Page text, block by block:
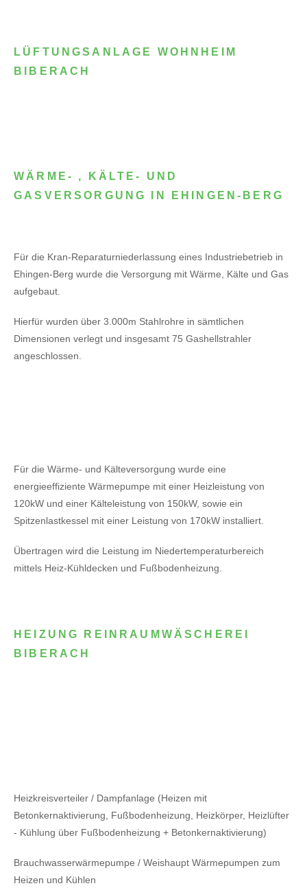
LÜFTUNGSANLAGE WOHNHEIM
BIBERACH
WÄRME- , KÄLTE- UND
GASVERSORGUNG IN EHINGEN-BERG
Für die Kran-Reparaturniederlassung eines Industriebetrieb in
Ehingen-Berg wurde die Versorgung mit Wärme, Kälte und Gas
aufgebaut.
Hierfür wurden über 3.000m Stahlrohre in sämtlichen
Dimensionen verlegt und insgesamt 75 Gashellstrahler
angeschlossen.
Für die Wärme- und Kälteversorgung wurde eine
energieeffiziente Wärmepumpe mit einer Heizleistung von
120kW und einer Kälteleistung von 150kW, sowie ein
Spitzenlastkessel mit einer Leistung von 170kW installiert.
Übertragen wird die Leistung im Niedertemperaturbereich
mittels Heiz-Kühldecken und Fußbodenheizung.
HEIZUNG REINRAUMWÄSCHEREI
BIBERACH
Heizkreisverteiler / Dampfanlage (Heizen mit
Betonkernaktivierung, Fußbodenheizung, Heizkörper, Heizlüfter
- Kühlung über Fußbodenheizung + Betonkernaktivierung)
Brauchwasserwärmepumpe / Weishaupt Wärmepumpen zum
Heizen und Kühlen